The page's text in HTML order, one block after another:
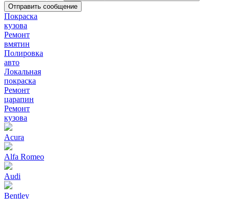
Покраска
кузова
Ремонт
вмятин
Полировка
авто
Локальная
покраска
Ремонт
царапин
Ремонт
кузова
Acura
Alfa Romeo
Audi
Bentley